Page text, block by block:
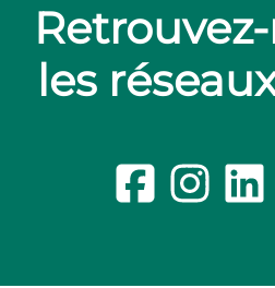
les